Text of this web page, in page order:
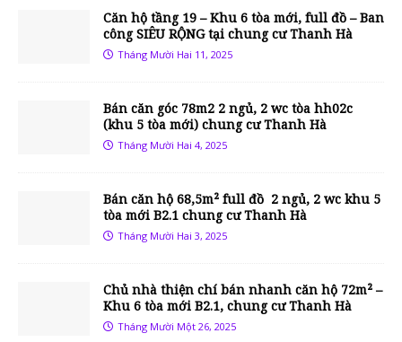
Căn hộ tầng 19 – Khu 6 tòa mới, full đồ – Ban
công SIÊU RỘNG tại chung cư Thanh Hà
Tháng Mười Hai 11, 2025
Bán căn góc 78m2 2 ngủ, 2 wc tòa hh02c
(khu 5 tòa mới) chung cư Thanh Hà
Tháng Mười Hai 4, 2025
Bán căn hộ 68,5m² full đồ 2 ngủ, 2 wc khu 5
tòa mới B2.1 chung cư Thanh Hà
Tháng Mười Hai 3, 2025
Chủ nhà thiện chí bán nhanh căn hộ 72m² –
Khu 6 tòa mới B2.1, chung cư Thanh Hà
Tháng Mười Một 26, 2025